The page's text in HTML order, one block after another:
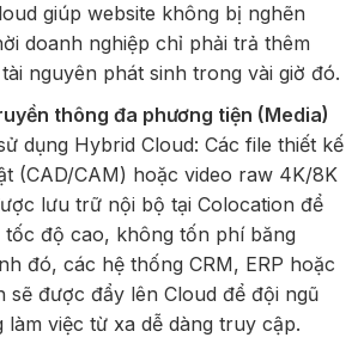
giúp website không bị nghẽn
doanh nghiệp chỉ phải trả thêm
nguyên phát sinh trong vài giờ đó.
thông đa phương tiện (Media)
dụng Hybrid Cloud: Các file thiết kế
(CAD/CAM) hoặc video raw 4K/8K
lưu trữ nội bộ tại Colocation để
độ cao, không tốn phí băng
đó, các hệ thống CRM, ERP hoặc
sẽ được đẩy lên Cloud để đội ngũ
làm việc từ xa dễ dàng truy cập.